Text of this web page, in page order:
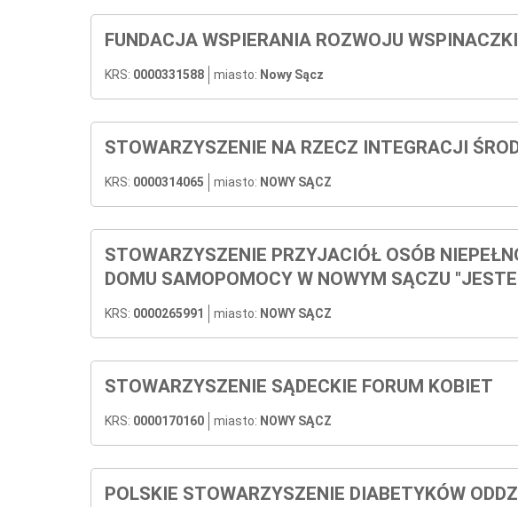
FUNDACJA WSPIERANIA ROZWOJU
KRS: 0000331588 miasto: Nowy Sącz
STOWARZYSZENIE NA RZECZ INTEGRACJI
KRS: 0000314065 miasto: NOWY SĄCZ
STOWARZYSZENIE PRZYJACIÓŁ OSÓB
DOMU SAMOPOMOCY W NOWYM SĄCZU
KRS: 0000265991 miasto: NOWY SĄCZ
STOWARZYSZENIE SĄDECKIE FORUM KOBIET
KRS: 0000170160 miasto: NOWY SĄCZ
POLSKIE STOWARZYSZENIE DIABETYKÓW